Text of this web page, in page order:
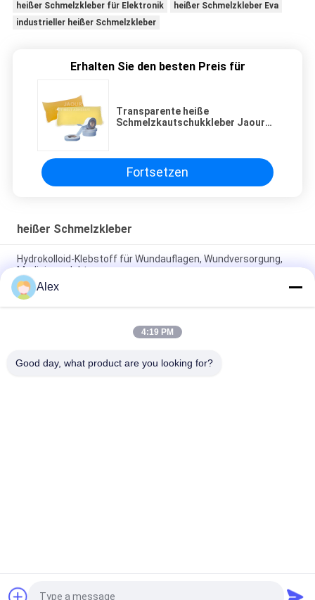
heißer Schmelzkleber für Elektronik
heißer Schmelzkleber Eva
industrieller heißer Schmelzkleber
Erhalten Sie den besten Preis für
Transparente heiße
Schmelzkautschukkleber Jaour
Fortsetzen
heißer Schmelzkleber
Hydrokolloid-Klebstoff für Wundauflagen, Wundversorgung,
Medizinprodukte
Schmelzklebstoff für medizinische Hydrokolloidverbände,
Wundpflaster
Lösungsmittelfreier UV-härtbarer Schmelzklebstoff 100%
Alex
4:19 PM
Good day, what product are you looking for?